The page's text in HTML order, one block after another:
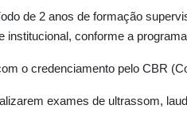
de 2 anos de formação
institucional, conforme a
o credenciamento pelo CBR
exames de ultrassom,